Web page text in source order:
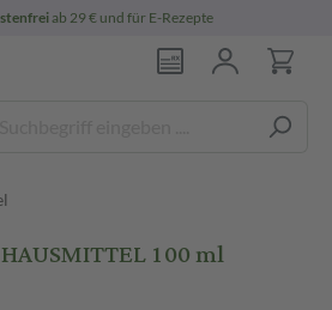
ab 29 € und für E-Rezepte
100 ml